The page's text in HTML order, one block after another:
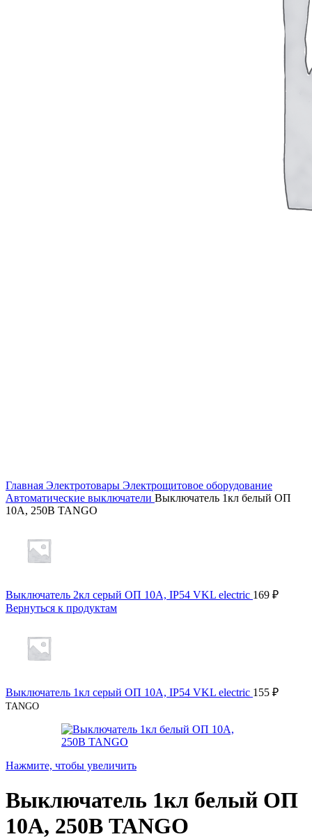
Главная Электротовары Электрощитовое оборудование
Автоматические выключатели Выключатель 1кл белый ОП
10А, 250В TANGO
Выключатель 2кл серый ОП 10А, IP54 VKL electric 169 ₽
Вернуться к продуктам
Выключатель 1кл серый ОП 10А, IP54 VKL electric 155 ₽
TANGO
Нажмите, чтобы увеличить
Выключатель 1кл белый ОП
10А, 250В TANGO